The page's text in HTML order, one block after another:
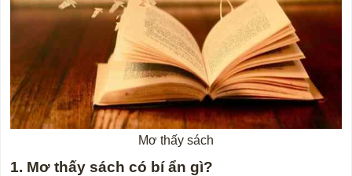
Mơ thấy sách
1. Mơ thấy sách có bí ẩn gì?